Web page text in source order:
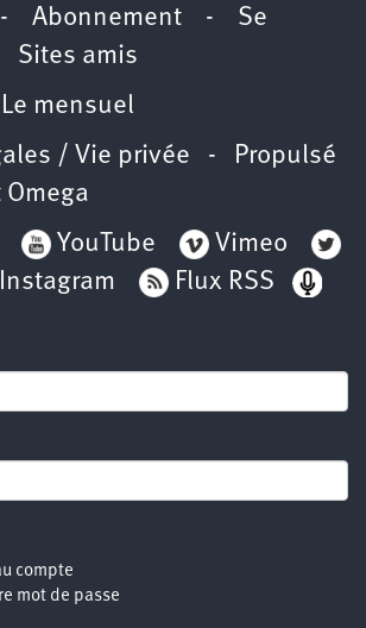
Abonnement - Se
Sites amis
Le mensuel
/ Vie privée - Propulsé
Omega
YouTube
Vimeo
Instagram
Flux RSS
compte
mot de passe